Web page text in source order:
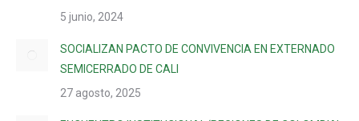
5 junio, 2024
SOCIALIZAN PACTO DE CONVIVENCIA EN EXTERNADO
SEMICERRADO DE CALI
27 agosto, 2025